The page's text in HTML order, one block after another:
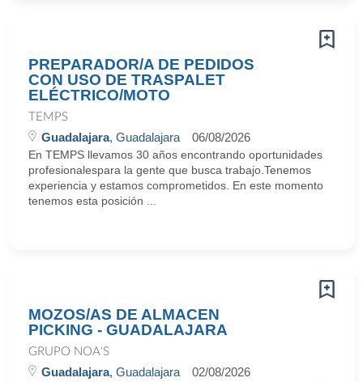
PREPARADOR/A DE PEDIDOS
CON USO DE TRASPALET
ELÉCTRICO/MOTO
TEMPS
Guadalajara, Guadalajara 06/08/2026
En TEMPS llevamos 30 años encontrando oportunidades
profesionalespara la gente que busca trabajo.Tenemos
experiencia y estamos comprometidos. En este momento
tenemos esta posición ...
MOZOS/AS DE ALMACEN
PICKING - GUADALAJARA
GRUPO NOA'S
Guadalajara, Guadalajara 02/08/2026